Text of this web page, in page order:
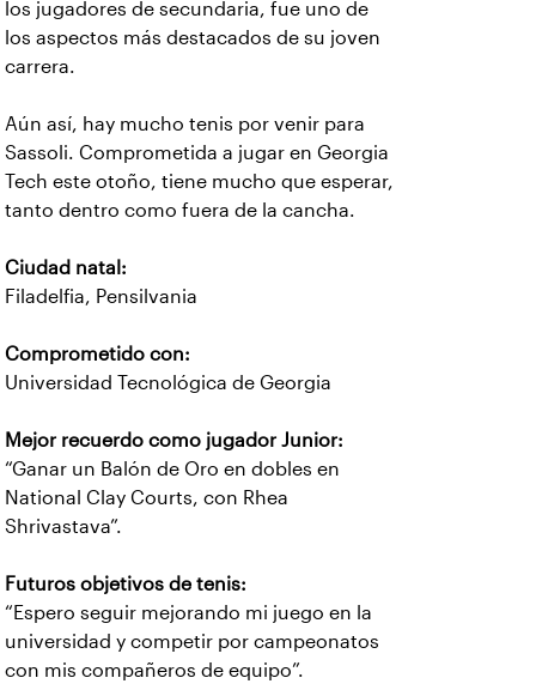
los jugadores de secundaria, fue uno de
los aspectos más destacados de su joven
carrera.
Aún así, hay mucho tenis por venir para
Sassoli. Comprometida a jugar en Georgia
Tech este otoño, tiene mucho que esperar,
tanto dentro como fuera de la cancha.
Ciudad natal:
Filadelfia, Pensilvania
Comprometido con:
Universidad Tecnológica de Georgia
Mejor recuerdo como jugador Junior:
“Ganar un Balón de Oro en dobles en
National Clay Courts, con Rhea
Shrivastava”.
Futuros objetivos de tenis:
“Espero seguir mejorando mi juego en la
universidad y competir por campeonatos
con mis compañeros de equipo”.